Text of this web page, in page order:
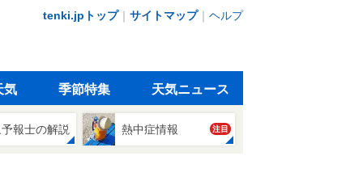
tenki.jpトップ｜ サイトマップ｜ ヘルプ
気 季節特集 天気ニュース
報士の解説 熱中症情報 注目